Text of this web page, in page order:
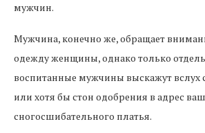
мужчин.
Мужчина, конечно же, обращает
одежду женщины, однако только
воспитанные мужчины выскажут вслух
или хотя бы стон одобрения в адрес
сногосшибательного платья.